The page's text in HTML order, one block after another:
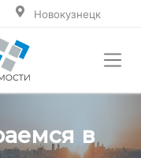
Новокузнецк
в